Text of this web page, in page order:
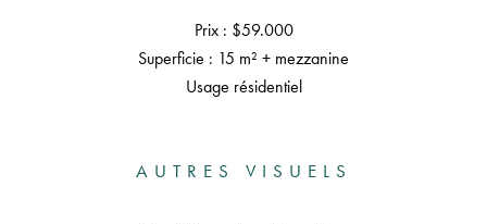
Prix : $59.000
Superficie : 15 m² + mezzanine
Usage résidentiel
AUTRES VISUELS